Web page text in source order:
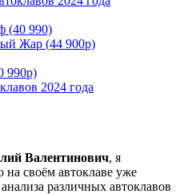
(40 990)
Жар (44 900р)
990р)
2024 года
Валентинович, я
на своём автоклаве уже
различных автоклавов